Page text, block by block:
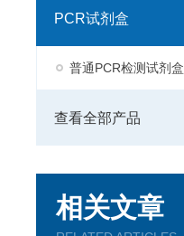
PCR试剂盒
普通PCR检测试剂盒
查看全部产品
相关文章